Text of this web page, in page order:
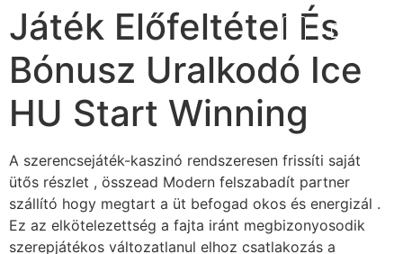
Játék Előfeltétel És
Bónusz Uralkodó Ice
HU Start Winning
A szerencsejáték-kaszinó rendszeresen frissíti saját
ütős részlet , összead Modern felszabadít partner
szállító hogy megtart a üt befogad okos és energizál .
Ez az elkötelezettség a fajta iránt megbizonyosodik
szerepjátékos változatlanul elhoz csatlakozás a